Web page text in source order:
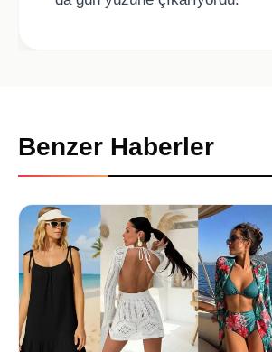
Benzer Haberler